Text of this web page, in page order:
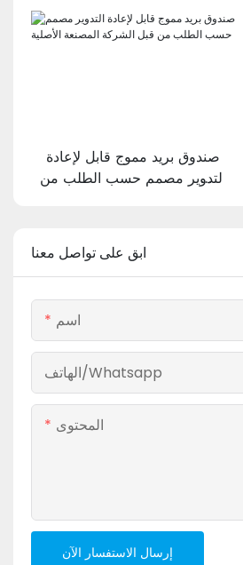
صندوق بريد مموج قابل لإعادة
التدوير مصمم حسب الطلب من
ابق على تواصل معنا
اسم
الهاتف/whatsapp
المحتوى
إرسال الاستفسار الآن